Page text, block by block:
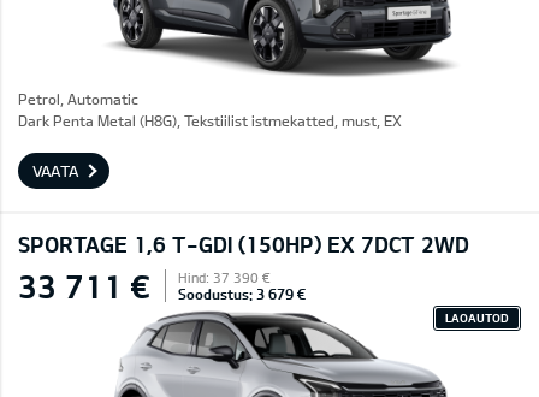
Petrol, Automatic
Dark Penta Metal (H8G), Tekstiilist istmekatted, must, EX
VAATA
SPORTAGE 1,6 T-GDI (150HP) EX 7DCT 2WD
33 711 € Hind: 37 390 €
Soodustus: 3 679 €
LAOAUTOD